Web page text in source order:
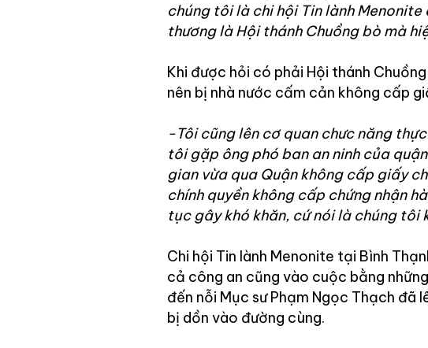
chúng tôi là chi hội Tin lành
thương là Hội thánh Chuồng bò mà
Khi được hỏi có phải Hội thánh
nên bị nhà nước cấm cản không cấp
-Tôi cũng lên cơ quan chưc năng
tôi gặp ông phó ban an ninh của
gian vừa qua Quận không cấp giấy
chính quyền không cấp chứng nhận
tục gây khó khăn, cứ nói là chúng tôi
Chi hội Tin lành Menonite tại Bình
cả công an cũng vào cuộc bằng
đến nỗi Mục sư Phạm Ngọc Thạch đã
bị dồn vào đường cùng.